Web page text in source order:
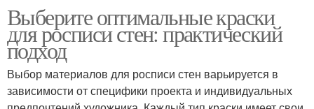
Выберите оптимальные краски
для росписи стен: практический
подход
Выбор материалов для росписи стен варьируется в
зависимости от специфики проекта и индивидуальных